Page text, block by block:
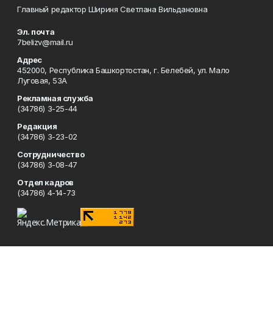
Главный редактор Шириня Светлана Вильдановна
Эл. почта
7belizv@mail.ru
Адрес
452000, Республика Башкортостан, г. Белебей, ул. Мало
Луговая, 53А
Рекламная служба
(34786) 3-25-44
Редакция
(34786) 3-23-02
Сотрудничество
(34786) 3-08-47
Отдел кадров
(34786) 4-14-73